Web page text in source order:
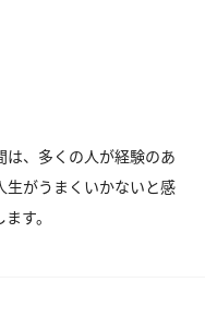
は、多くの人が経験のあ
生がうまくいかないと感
す。